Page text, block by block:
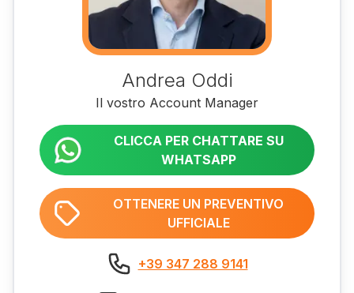
Andrea Oddi
Il vostro Account Manager
CLICCA PER CHATTARE SU
WHATSAPP
OTTENERE UN PREVENTIVO
UFFICIALE
+39 347 288 9141